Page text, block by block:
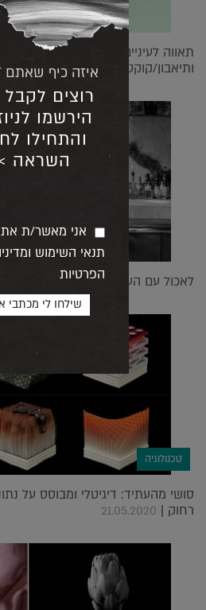
תאווה לעיניים: 5 חשבונות
ותיאבון/קוקטיילים |21.02.2022
לאכול עם העיניים: ריאיון עם אסף
טכנולוגיה
סושי מהעתיד: דיגיטלי ומבוסס על
רחוק | 21.05.2020
איזה כיף שאתם LEGIT!
רוצים לקבל
הירשמו
והתחילו
השראה
אני מאשר/ת את
תנאי השימוש
הפרטיות